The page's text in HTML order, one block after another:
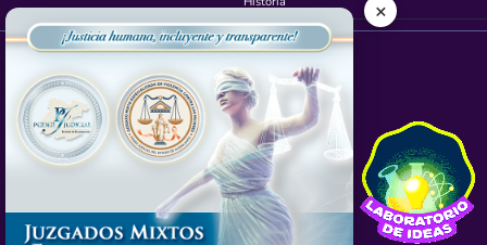
Canal 4.4
Síguenos en
App TVCUATRO
×